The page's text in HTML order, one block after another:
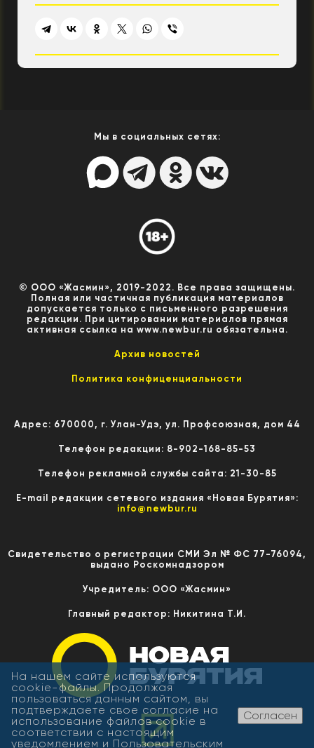
Мы в социальных сетях:
© ООО «Жасмин», 2019-2022. Все права защищены.
Полная или частичная публикация материалов
допускается только с письменного разрешения
редакции. При цитировании материалов прямая
активная ссылка на www.newbur.ru обязательна.
Архив новостей
Политика конфиценциальности
Адрес: 670000, г. Улан-Удэ, ул. Профсоюзная, дом 44
Телефон редакции: 8-902-168-85-53
Телефон рекламной службы сайта: 21-30-85
E-mail редакции сетевого издания «Новая Бурятия»:
info@newbur.ru
Свидетельство о регистрации СМИ Эл № ФС 77-76094,
выдано Роскомнадзором
Учредитель: ООО «Жасмин»
Главный редактор: Никитина Т.И.
На нашем сайте используются
cookie-файлы. Продолжая
пользоваться данным сайтом, вы
подтверждаете свое согласие на
использование файлов cookie в
соответствии с настоящим
уведомлением и Пользовательским
Согласен